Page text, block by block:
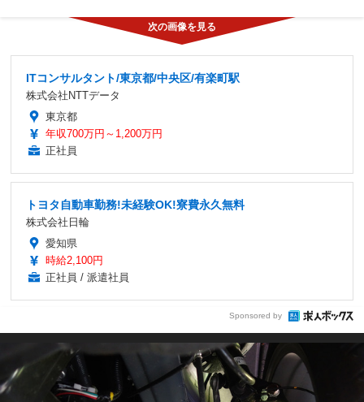
ITコンサルタント/東京都/中央区/有楽町駅
株式会社NTTデータ
東京都
年収700万円～1,200万円
正社員
トヨタ自動車勤務!未経験OK!寮費永久無料
株式会社日輪
愛知県
時給2,100円
正社員 / 派遣社員
Sponsored by